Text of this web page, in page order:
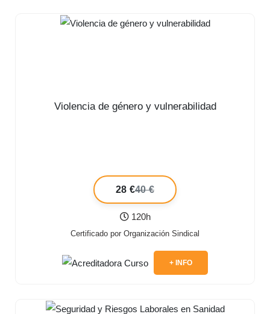
Violencia de género y vulnerabilidad
28 €40 €
120h
Certificado por Organización Sindical
+ INFO